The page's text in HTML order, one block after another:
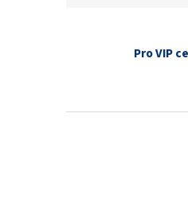
Pro VIP